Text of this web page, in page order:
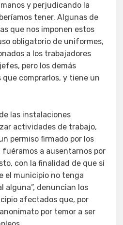
y perjudicando la
tener. Algunas de
que nos imponen estos
obligatorio de uniformes,
a los trabajadores
pero los demás
comprarlos, y tiene un
las instalaciones
actividades de trabajo,
permiso firmado por los
a ausentarnos por
con la finalidad de que si
el municipio no tenga
alguna”, denuncian los
afectados que, por
por temor a ser